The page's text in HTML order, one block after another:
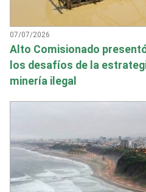
07/07/2026
Alto Comisionado
los desafíos de la
minería ilegal